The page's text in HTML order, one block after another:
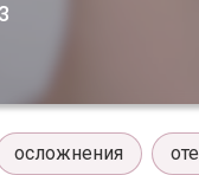
осложнения